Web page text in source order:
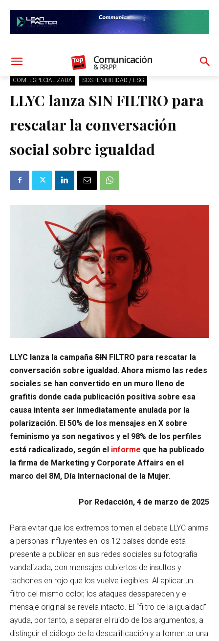
Comunicación
& RR.PP.
COM. ESPECIALIZADA SOSTENIBILIDAD / ESG
LLYC lanza SIN FILTRO para
rescatar la conversación
social sobre igualdad
LLYC lanza la campaña SIN FILTRO para rescatar la
conversación sobre igualdad. Ahora mismo las redes
sociales se han convertido en un muro lleno de
grafitis donde cada publicación positiva sobre esa
causa intenta ser inmediatamente anulada por la
polarización. El 50% de los mensajes en X sobre
feminismo ya son negativos y el 98% de los perfiles
está radicalizado, según el informe que ha publicado
la firma de Marketing y Corporate Affairs en el
marco del 8M, Día Internacional de la Mujer.
Por Redacción, 4 de marzo de 2025
Para evitar que los extremos tomen el debate LLYC anima
a personas influyentes en los 12 países donde está
presente a publicar en sus redes sociales su fotografía
vandalizada, con mensajes cubiertos de insultos y
tachones en rojo que los vuelve ilegibles. Al aplicar un
filtro del mismo color, los ataques desaparecen y el
mensaje original se revela intacto. El “filtro de la igualdad”
ayuda, por tanto, a separar el ruido de los argumentos, a
distinguir el diálogo de la descalificación y a fomentar una